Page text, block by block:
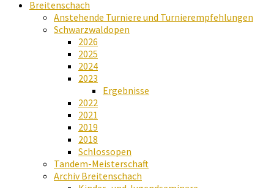
Breitenschach
Anstehende Turniere und Turnierempfehlungen
Schwarzwaldopen
2026
2025
2024
2023
Ergebnisse
2022
2021
2019
2018
Schlossopen
Tandem-Meisterschaft
Archiv Breitenschach